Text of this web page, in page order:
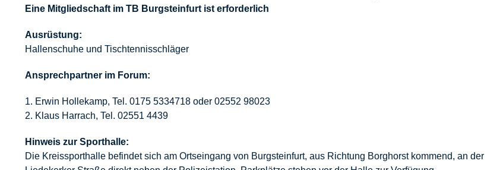
Eine Mitgliedschaft im TB Burgsteinfurt ist erforderlich
Ausrüstung:
Hallenschuhe und Tischtennisschläger
Ansprechpartner im Forum:
Erwin Hollekamp, Tel. 0175 5334718 oder 02552 98023
Klaus Harrach, Tel. 02551 4439
Hinweis zur Sporthalle:
Die Kreissporthalle befindet sich am Ortseingang von Burgsteinfurt, aus Richtung Borghorst kommend, an der